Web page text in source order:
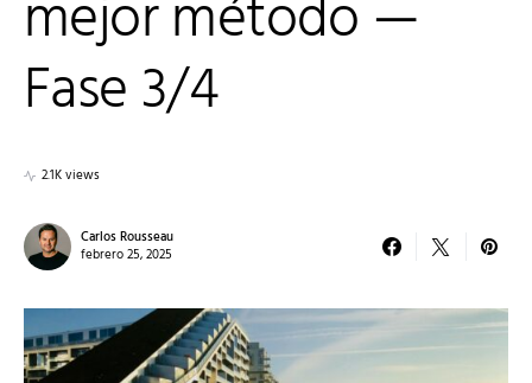
mejor método —
Fase 3/4
2.1K views
Carlos Rousseau
febrero 25, 2025